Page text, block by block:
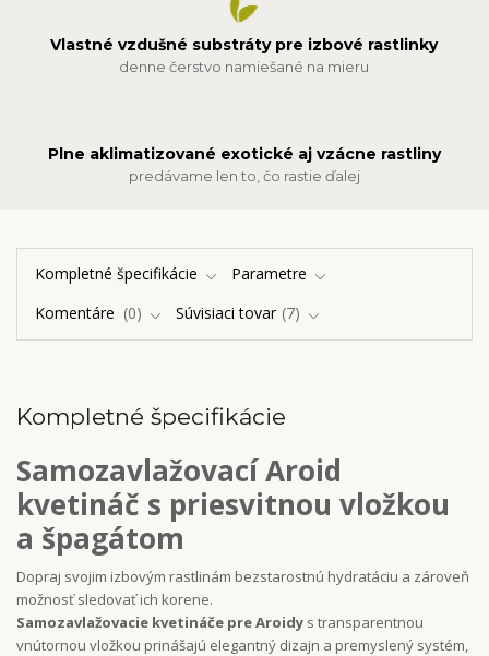
Vlastné vzdušné substráty pre izbové rastlinky
denne čerstvo namiešané na mieru
Plne aklimatizované exotické aj vzácne rastliny
predávame len to, čo rastie ďalej
Kompletné špecifikácie
Parametre
Komentáre
0 Súvisiaci tovar 7
Kompletné špecifikácie
Samozavlažovací Aroid
kvetináč s priesvitnou vložkou
a špagátom
Dopraj svojim izbovým rastlinám bezstarostnú hydratáciu a zároveň
možnosť sledovať ich korene.
Samozavlažovacie kvetináče pre Aroidy s transparentnou
vnútornou vložkou prinášajú elegantný dizajn a premyslený systém,